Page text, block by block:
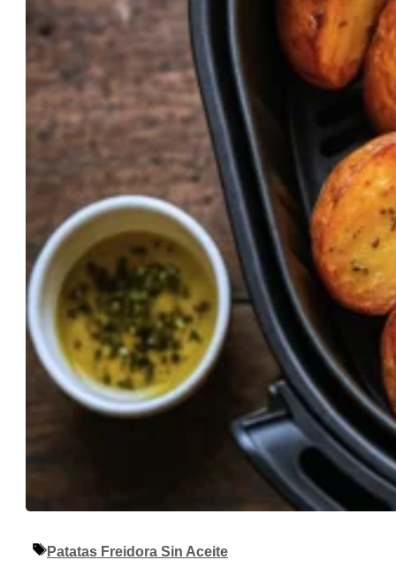
Etiquetas
Patatas Freidora Sin Aceite